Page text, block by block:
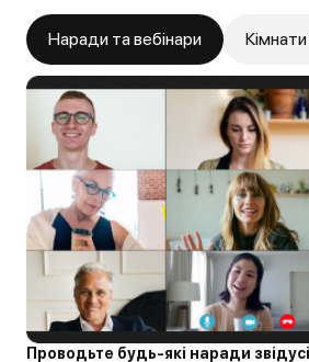
Наради та вебінари
Проводьте будь-які наради